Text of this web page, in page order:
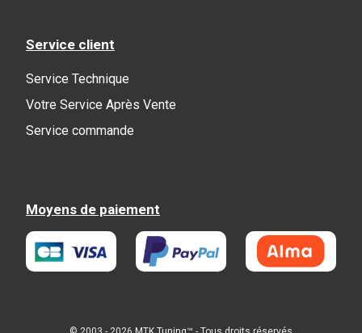
Service client
Service Technique
Votre Service Après Vente
Service commande
Moyens de paiement